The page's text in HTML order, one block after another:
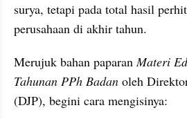
surya, tetapi pada total hasil
perusahaan di akhir tahun.
Merujuk bahan paparan Materi
Tahunan PPh Badan oleh
(DJP), begini cara mengisinya: